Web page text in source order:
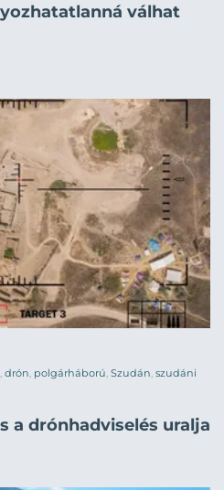
válhat
drón polgárháború Szudán szudáni
a drónhadviselés uralja